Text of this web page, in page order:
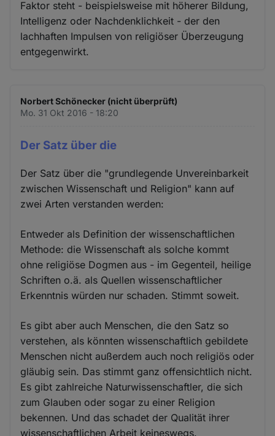
Faktor steht - beispielsweise mit höherer Bildung,
Intelligenz oder Nachdenklichkeit - der den
lachhaften Impulsen von religiöser Überzeugung
entgegenwirkt.
Norbert Schönecker (nicht überprüft)
Mo. 31 Okt 2016 - 18:20
Der Satz über die
Der Satz über die "grundlegende Unvereinbarkeit
zwischen Wissenschaft und Religion" kann auf
zwei Arten verstanden werden:
Entweder als Definition der wissenschaftlichen
Methode: die Wissenschaft als solche kommt
ohne religiöse Dogmen aus - im Gegenteil, heilige
Schriften o.ä. als Quellen wissenschaftlicher
Erkenntnis würden nur schaden. Stimmt soweit.
Es gibt aber auch Menschen, die den Satz so
verstehen, als könnten wissenschaftlich gebildete
Menschen nicht außerdem auch noch religiös oder
gläubig sein. Das stimmt ganz offensichtlich nicht.
Es gibt zahlreiche Naturwissenschaftler, die sich
zum Glauben oder sogar zu einer Religion
bekennen. Und das schadet der Qualität ihrer
wissenschaftlichen Arbeit keineswegs.